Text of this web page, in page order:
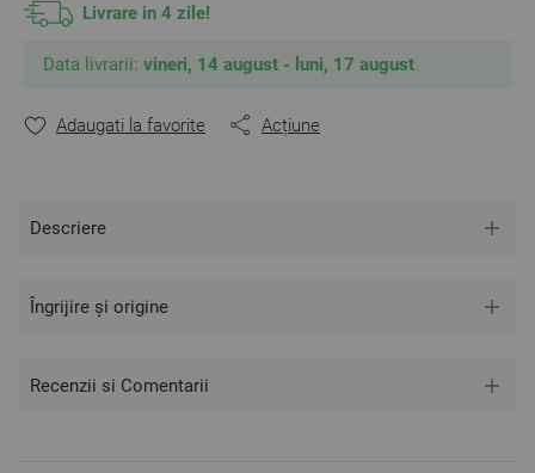
Livrare in 4 zile!
Data livrarii: vineri, 14 august - luni, 17 august
Adaugati la favorite Acțiune
Descriere
Îngrijire și origine
Recenzii si Comentarii